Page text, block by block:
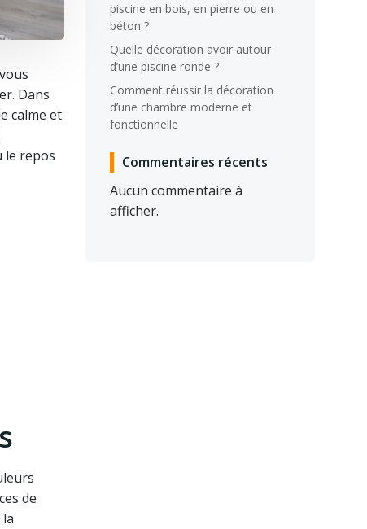
Dans
calme et
le repos
de
piscine en bois, en pierre ou en
béton ?
Quelle décoration avoir autour
d’une piscine ronde ?
Comment réussir la décoration
d’une chambre moderne et
fonctionnelle
Commentaires récents
Aucun commentaire à
afficher.